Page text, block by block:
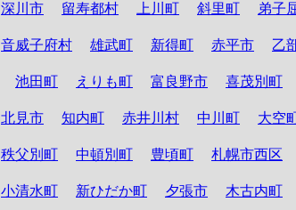
深川市 留寿都村 上川町 斜里町 弟子
音威子府村 雄武町 新得町 赤平市 乙
池田町 えりも町 富良野市 喜茂別町
北見市 知内町 赤井川村 中川町 大空
秩父別町 中頓別町 豊頃町 札幌市西区
小清水町 新ひだか町 夕張市 木古内町